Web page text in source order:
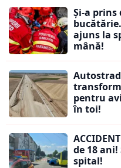
Și-a
ajuns la
mână!
pentru
în toi!
de 18
spital!